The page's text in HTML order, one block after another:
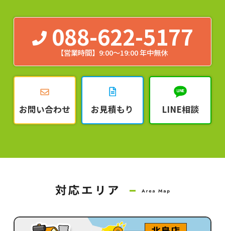
088-622-5177
【営業時間】9:00～19:00 年中無休
お問い合わせ お見積もり LINE相談